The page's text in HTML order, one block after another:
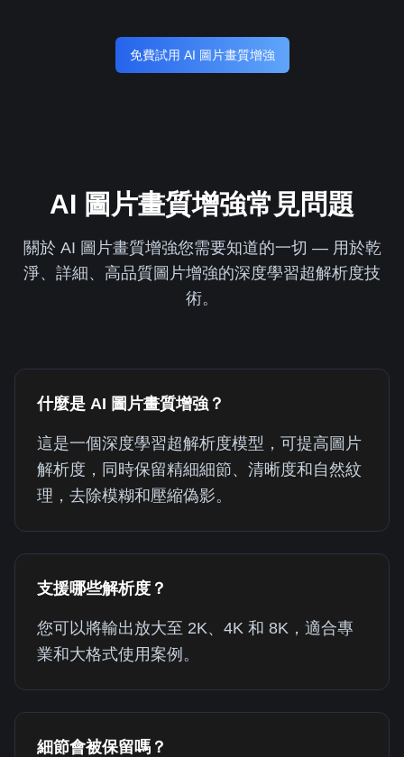
免費試用 AI 圖片畫質增強
AI 圖片畫質增強常見問題
關於 AI 圖片畫質增強您需要知道的一切 — 用於乾
淨、詳細、高品質圖片增強的深度學習超解析度技
術。
什麼是 AI 圖片畫質增強？
這是一個深度學習超解析度模型，可提高圖片
解析度，同時保留精細細節、清晰度和自然紋
理，去除模糊和壓縮偽影。
支援哪些解析度？
您可以將輸出放大至 2K、4K 和 8K，適合專
業和大格式使用案例。
細節會被保留嗎？